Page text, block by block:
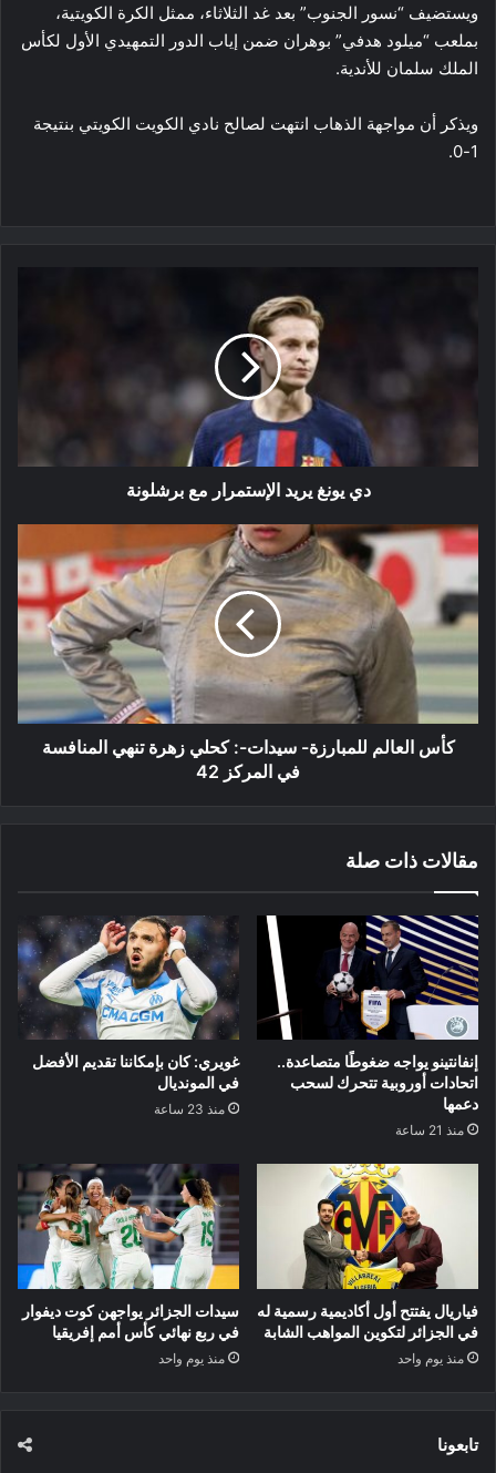
ويستضيف “نسور الجنوب” بعد غد الثلاثاء، ممثل الكرة الكويتية،
بملعب “ميلود هدفي” بوهران ضمن إياب الدور التمهيدي الأول لكأس
الملك سلمان للأندية.
ويذكر أن مواجهة الذهاب انتهت لصالح نادي الكويت الكويتي بنتيجة
1-0.
الإستمرار
دي يونغ يريد الإستمرار مع برشلونة
كأس
العالم
للمبارزة-
سيدات-:
كحلي
زهرة
المنافسة
في
المركزكأس العالم للمبارزة- سيدات-: كحلي زهرة تنهي المنافسة
في المركز 42
مقالات ذات صلة
إنفانتينو يواجه ضغوطًا متصاعدة..
اتحادات أوروبية تتحرك لسحب
دعمها
منذ 21 ساعة
غويري: كان بإمكاننا تقديم الأفضل
في المونديال
منذ 23 ساعة
فياريال يفتتح أول أكاديمية رسمية له
في الجزائر لتكوين المواهب الشابة
منذ يوم واحد
سيدات الجزائر يواجهن كوت ديفوار
في ربع نهائي كأس أمم إفريقيا
منذ يوم واحد
تابعونا